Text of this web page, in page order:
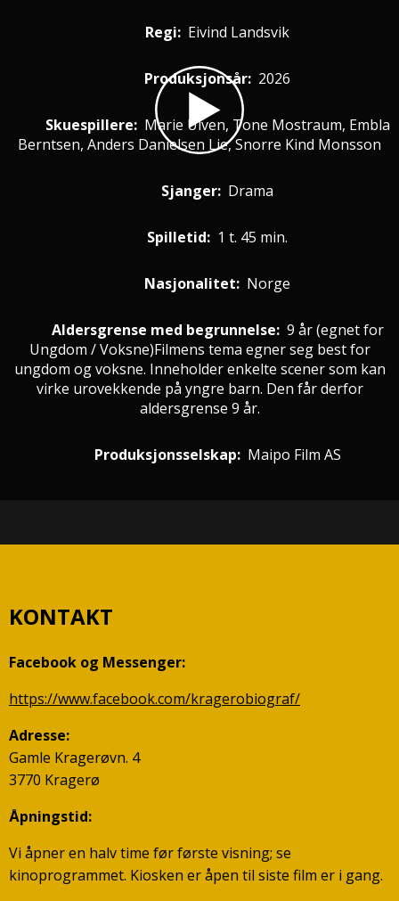
Regi: Eivind Landsvik
Produksjonsår: 2026
Skuespillere: Marie Ulven, Tone Mostraum, Embla
Berntsen, Anders Danielsen Lie, Snorre Kind Monsson
Sjanger: Drama
Spilletid: 1 t. 45 min.
Nasjonalitet: Norge
Aldersgrense med begrunnelse: 9 år (egnet for
Ungdom / Voksne)Filmens tema egner seg best for
ungdom og voksne. Inneholder enkelte scener som kan
virke urovekkende på yngre barn. Den får derfor
aldersgrense 9 år.
Produksjonsselskap: Maipo Film AS
KONTAKT
Facebook og Messenger:
https://www.facebook.com/kragerobiograf/
Adresse:
Gamle Kragerøvn. 4
3770 Kragerø
Åpningstid:
Vi åpner en halv time før første visning; se
kinoprogrammet. Kiosken er åpen til siste film er i gang.